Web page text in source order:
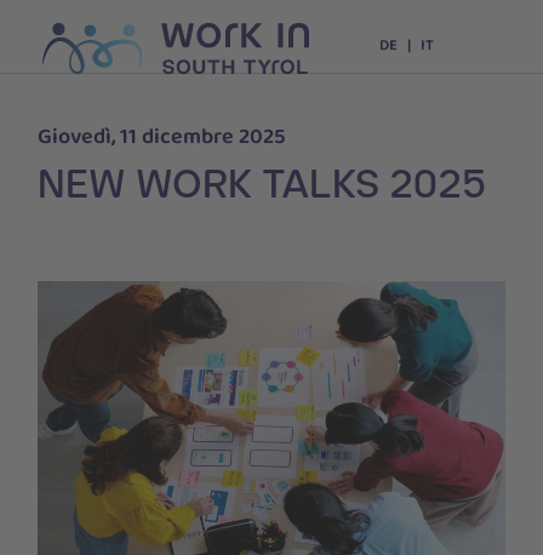
DE IT
Giovedì, 11 dicembre 2025
NEW WORK TALKS 2025